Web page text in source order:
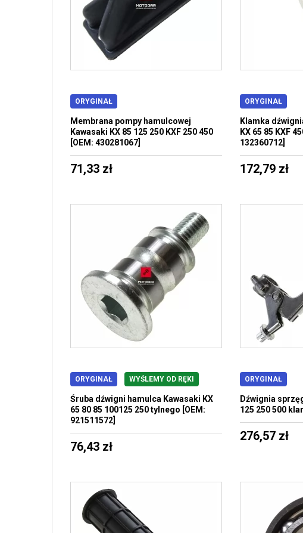
ORYGINAŁ
Membrana pompy hamulcowej
Kawasaki KX 85 125 250 KXF 250 450
[OEM: 430281067]
71,33 zł
ORYGINAŁ
Klamka
KX 65 85 KXF
132360712]
172,79 zł
ORYGINAŁ WYŚLEMY OD RĘKI
Śruba dźwigni hamulca Kawasaki KX
65 80 85 100125 250 tylnego [OEM:
921511572]
76,43 zł
ORYGINAŁ
Dźwignia
125 250 500
276,57 zł